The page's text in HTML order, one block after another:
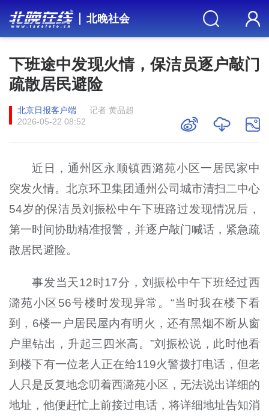
北晚社会
下班途中发现火情，保洁员逐户敲门
疏散居民避险
北京日报客户端
记者 黄品超
2026-05-22 08:52
近日，通州区永顺镇西潞苑小区一居民家中
突发火情。北京环卫集团通州公司城市清扫二中心
54岁的保洁员刘振松中午下班路过发现情况后，
第一时间协助精准报警，并逐户敲门喊话，紧急疏
散居民避险。
事发当天12时17分，刘振松中午下班经过西
潞苑小区56号楼时发现异常。“当时我在楼下看
到，6楼一户居民屋内有明火，还有黑烟不断从窗
户里钻出，升起三四米高。”刘振松说，此时他看
到楼下有一位老人正在给119火警拨打电话，但老
人只是反复地念叨着西潞苑小区，无法说出详细的
地址，他便赶忙上前接过电话，将详细地址告知消